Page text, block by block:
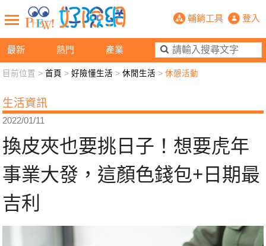
最新 熱門 產業
換皮夾也要挑日子！想要虎年事
輔銷工具 登入
新聞觀點 業務交流 好險懂生活
退休先準備 好險學堂 輔銷工具 活動專區
目前位置 >首頁 >好險懂生活 >休閒生活 >休憩活動
生活資訊
2022/01/11
換皮夾也要挑日子！想要虎年
事業大發，這顏色錢包+日期最
吉利